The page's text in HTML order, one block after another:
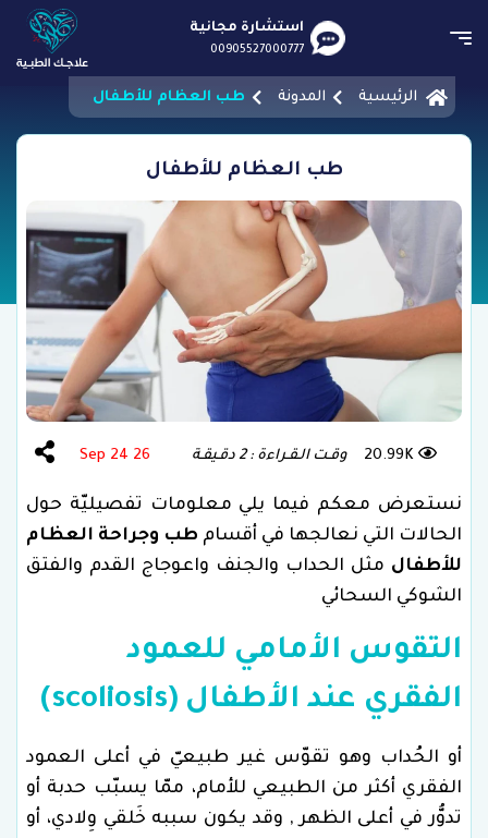
استشارة مجانية
00905527000777
الرئيسية المدونة طب العظام للأطفال
طب العظام للأطفال
20.99K وقـت الـقـراءة : 2 دقـيقـة 26 Sep 24
نستعرض معكم فيما يلي معلومات تفصيليّة حول
الحالات التي نعالجها في أقسام طب وجراحة العظام
للأطفال مثل الحداب والجنف واعوجاج القدم والفتق
الشوكي السحائي
التقوس الأمامي للعمود
الفقري عند الأطفال (scoliosis)
أو الحُداب وهو تقوّس غير طبيعيّ في أعلى العمود
الفقري أكثر من الطبيعي للأمام، ممّا يسبّب حدبة أو
تدوُّر في أعلى الظهر , وقد يكون سببه خَلقي وِلادي، أو